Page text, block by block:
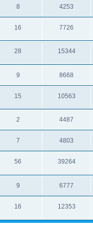
8 4253
16 7726
28 15344
9 8668
15 10563
2 4487
7 4803
56 39264
9 6777
16 12353